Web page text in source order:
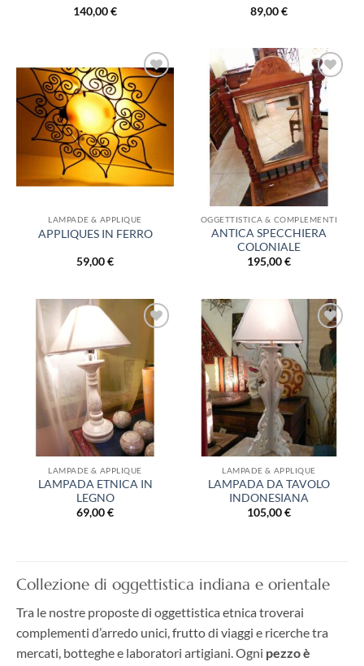
140,00€
89,00€
Aggiungi
alla lista
dei
desideri
LAMPADE & APPLIQUE
APPLIQUES IN FERRO
59,00€
Aggiungi
alla lista
dei
desideri
OGGETTISTICA & COMPLEMENTI
ANTICA SPECCHIERA
COLONIALE
195,00€
Aggiungi
dei
desideri
LAMPADE & APPLIQUE
LAMPADA ETNICA IN
LEGNO
69,00€
Aggiungi
alla lista
dei
desideri
LAMPADE & APPLIQUE
LAMPADA DA TAVOLO
INDONESIANA
105,00€
Collezione di oggettistica indiana e orientale
Tra le nostre proposte di oggettistica etnica troverai
complementi d’arredo unici, frutto di viaggi e ricerche tra
mercati, botteghe e laboratori artigiani. Ogni pezzo è